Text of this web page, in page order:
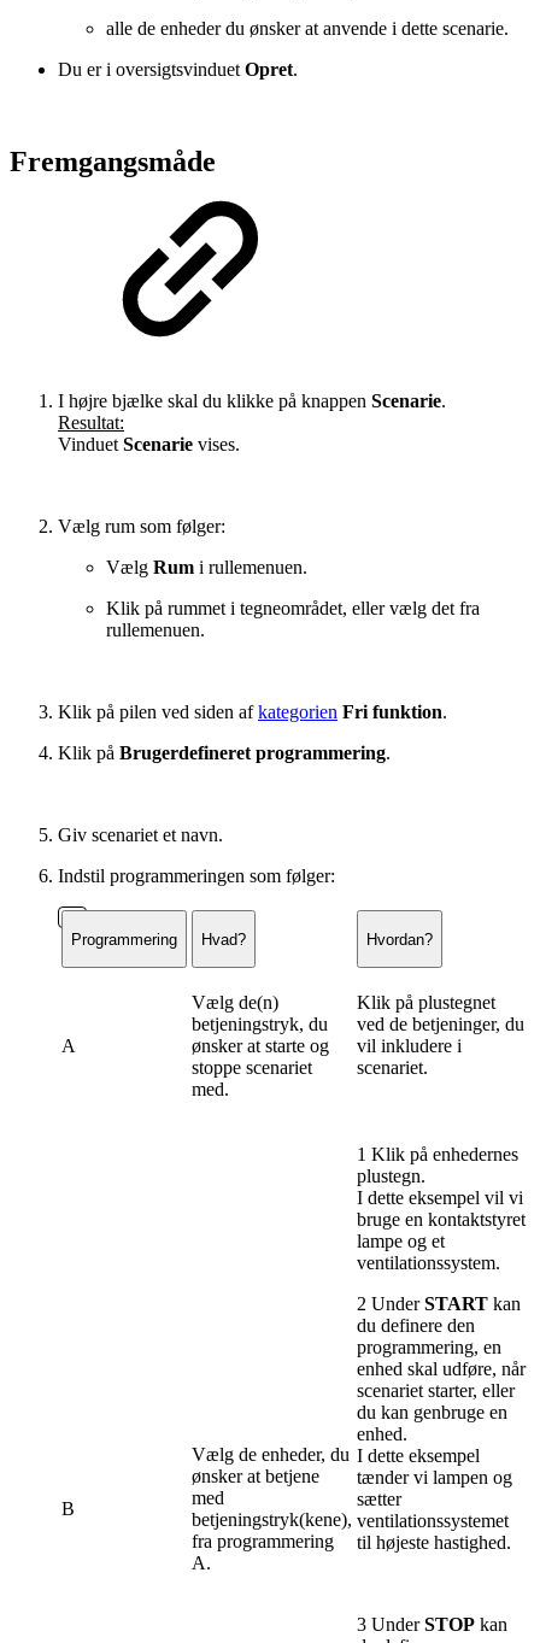
alle de enheder du ønsker at anvende i dette scenarie.
Du er i oversigtsvinduetOpret.
Fremgangsmåde
I højre bjælke skal du klikke på knappen Scenarie.
Resultat:
Vinduet Scenarie vises.
Vælg rum som følger:
Vælg Rum i rullemenuen.
Klik på rummet i tegneområdet, eller vælg det fra
rullemenuen.
Klik på pilen ved siden afkategorien Fri funktion.
Klik på Brugerdefineret programmering.
Giv scenariet et navn.
Indstil programmeringen som følger:
Programmering Hvad? Hvordan?
A
Vælg de(n)
betjeningstryk, du
ønsker at starte og
stoppe scenariet
med.
Klik på plustegnet
ved de betjeninger, du
vil inkludere i
scenariet.
B
Vælg de enheder, du
ønsker at betjene
med
betjeningstryk(kene),
fra programmering
A.
1 Klik på enhedernes
plustegn.
I dette eksempel vil vi
bruge en kontaktstyret
lampe og et
ventilationssystem.
2 UnderSTART kan
du definere den
programmering, en
enhed skal udføre, når
scenariet starter, eller
du kan genbruge en
enhed.
I dette eksempel
tænder vi lampen og
sætter
ventilationssystemet
til højeste hastighed.
3 UnderSTOP kan